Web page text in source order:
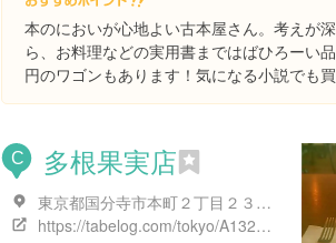
本のにおいが心地よい古本屋さん。考えが
ら、お料理などの実用書まではばひろーい
円のワゴンもあります！気になる小説でも
C 多根果実店
東京都国分寺市本町２丁目２３-２ ひまわり 荘
https://tabelog.com/tokyo/A1325/A132502/13058915/